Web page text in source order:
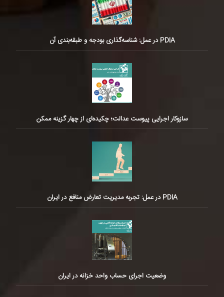
PDIA در عمل: شناسه‌گذاری بودجه و طبقه‌بندی آن
سازوکار اجرایی پیوست عدالت؛ چکیده‌ای از چهار گزینه ممکن
PDIA در عمل: تجربه مدیریت تعارض منافع در ایران
وضعیت اجرای حساب واحد خزانه در ایران